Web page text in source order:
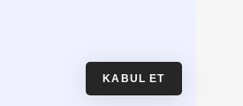
KABUL ET